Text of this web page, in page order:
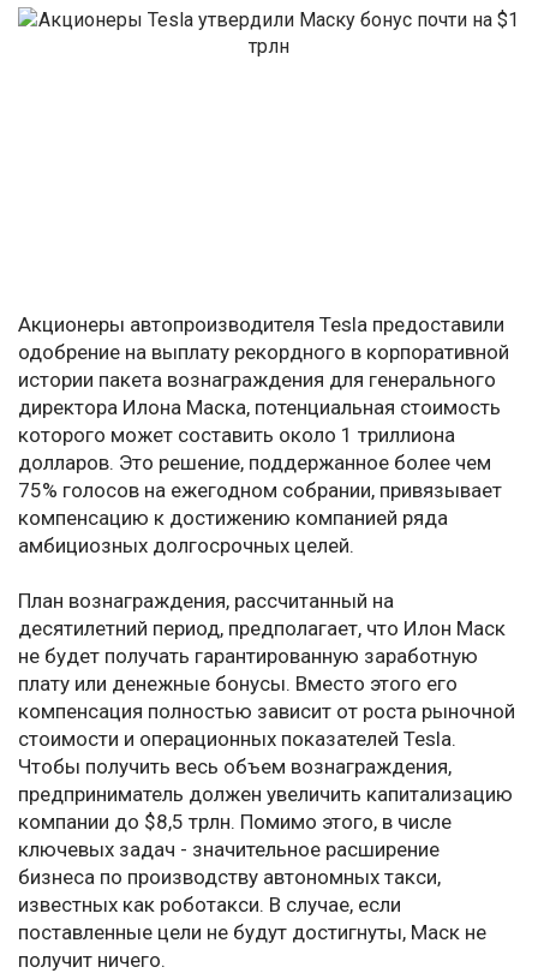
Акционеры автопроизводителя Tesla предоставили
одобрение на выплату рекордного в корпоративной
истории пакета вознаграждения для генерального
директора Илона Маска, потенциальная стоимость
которого может составить около 1 триллиона
долларов. Это решение, поддержанное более чем
75% голосов на ежегодном собрании, привязывает
компенсацию к достижению компанией ряда
амбициозных долгосрочных целей.
План вознаграждения, рассчитанный на
десятилетний период, предполагает, что Илон Маск
не будет получать гарантированную заработную
плату или денежные бонусы. Вместо этого его
компенсация полностью зависит от роста рыночной
стоимости и операционных показателей Tesla.
Чтобы получить весь объем вознаграждения,
предприниматель должен увеличить капитализацию
компании до $8,5 трлн. Помимо этого, в числе
ключевых задач - значительное расширение
бизнеса по производству автономных такси,
известных как роботакси. В случае, если
поставленные цели не будут достигнуты, Маск не
получит ничего.